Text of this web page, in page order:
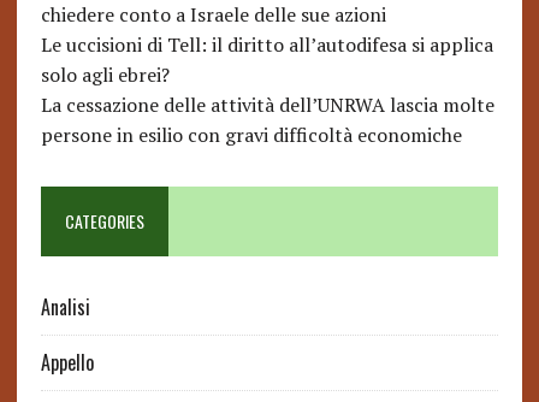
chiedere conto a Israele delle sue azioni
Le uccisioni di Tell: il diritto all’autodifesa si applica
solo agli ebrei?
La cessazione delle attività dell’UNRWA lascia molte
persone in esilio con gravi difficoltà economiche
CATEGORIES
Analisi
Appello